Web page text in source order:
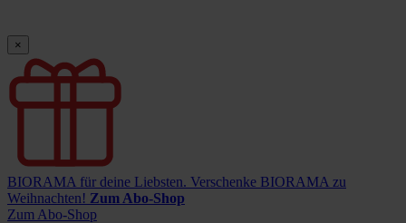
×
BIORAMA für deine Liebsten. Verschenke BIORAMA zu
Weihnachten! Zum Abo-Shop
Zum Abo-Shop